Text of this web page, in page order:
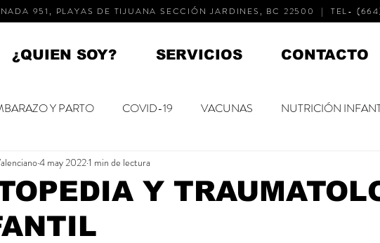
951, PLAYAS DE TIJUANA SECCIÓN JARDINES, BC 22500 | TEL-
¿QUIEN SOY? SERVICIOS CONTACTO
Y PARTO COVID-19 VACUNAS NUTRICIÓN
RECIEN NACIDOS NIÑOS PEQUEÑOS
CUIDADOS DEL NIÑO
Y
4 may 20221 min de lectura